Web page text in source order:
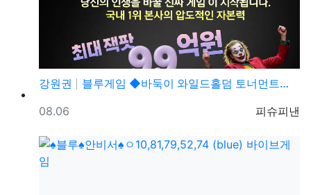
강원권
블루게임 ◆바둑이 와일드홀덤 토너먼트◆ pshotgam…
등록자
피슈피낸
등록일
08.06